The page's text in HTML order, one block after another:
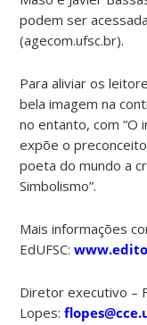
podem ser
(agecom.ufsc.br).
Para aliviar os
bela imagem na
no entanto, com “O
expõe o
poeta do mundo a
Simbolismo”.
Mais informações
EdUFSC:
Diretor executivo –
Lopes: